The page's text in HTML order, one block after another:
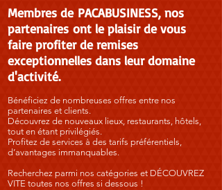
Membres de PACABUSINESS, nos
partenaires ont le plaisir de vous
faire profiter de remises
exceptionnelles dans leur domaine
d'activité.
Bénéficiez de nombreuses offres entre nos
partenaires et clients.
Découvrez de nouveaux lieux, restaurants, hôtels,
tout en étant privilégiés.
Profitez de services à des tarifs préférentiels,
d’avantages immanquables.
Recherchez parmi nos catégories et DÉCOUVREZ
VITE toutes nos offres si dessous !